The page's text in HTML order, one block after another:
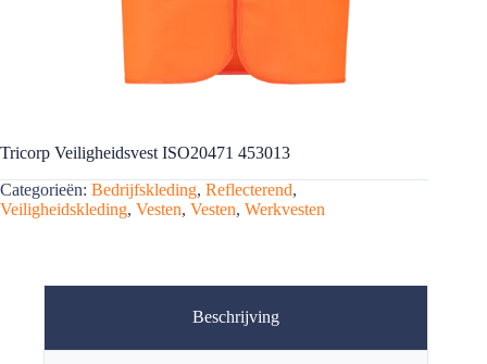
Tricorp Veiligheidsvest ISO20471 453013
Categorieën: Bedrijfskleding, Reflecterend,
Veiligheidskleding, Vesten, Vesten, Werkvesten
Beschrijving